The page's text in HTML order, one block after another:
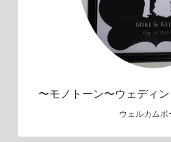
〜モノトーン〜ウェディ
ウェルカムボ